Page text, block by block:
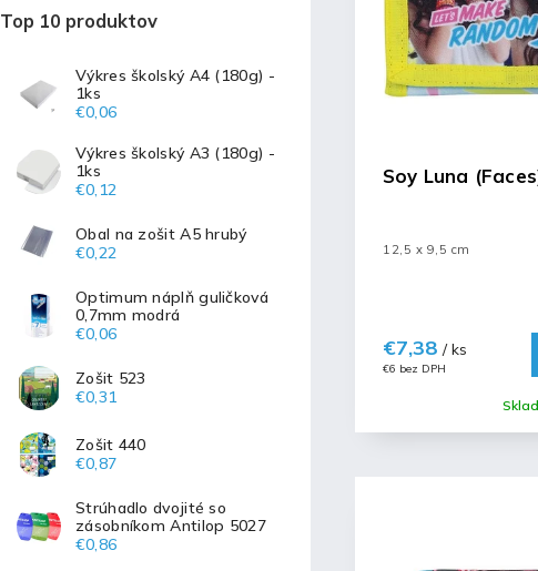
Top 10 produktov
Výkres školský A4 (180g) -
1ks
€0,06
Výkres školský A3 (180g) -
1ks
€0,12
Obal na zošit A5 hrubý
€0,22
Optimum náplň guličková
0,7mm modrá
€0,06
Zošit 523
€0,31
Zošit 440
€0,87
Strúhadlo dvojité so
zásobníkom Antilop 5027
€0,86
Soy Luna
€6 bez DPH
€7,38 / ks
12,5 x 9,5 cm